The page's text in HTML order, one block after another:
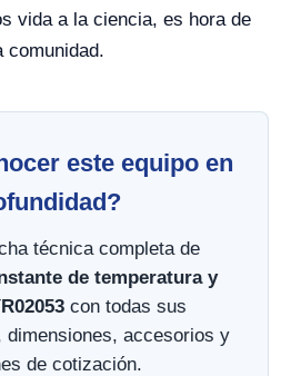
vida a la ciencia, es hora de
comunidad.
este equipo en
técnica completa de
de temperatura y
con todas sus
dimensiones, accesorios y
de cotización.